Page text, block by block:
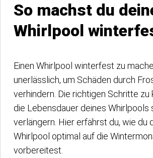
So machst du
Whirlpool
Einen Whirlpool winterfest zu
unerlässlich, um Schäden durch
verhindern. Die richtigen Schritte zu
die Lebensdauer deines Whirlpools
verlängern. Hier erfährst du, wie du
Whirlpool optimal auf die
vorbereitest.